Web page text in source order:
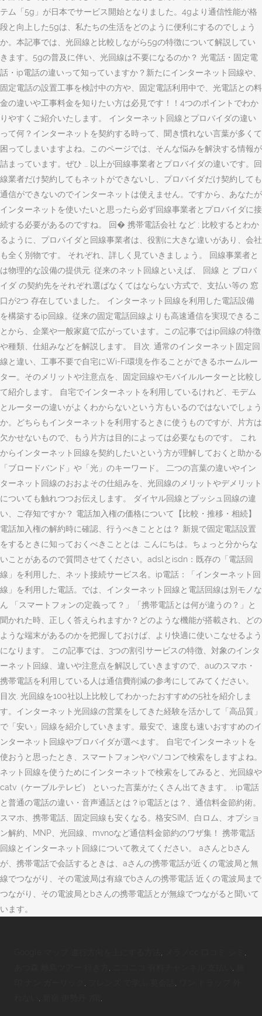
テム「5g」が日本でサービス開始となりました。4gより通信性能が格
段と向上した5gは、私たちの生活をどのように便利にするのでしょう
か。本記事では、光回線と比較しながら5gの特徴について解説してい
きます。5gの普及に伴い、光回線は不要になるのか？ 光電話・固定電
話・ip電話の違いって知っていますか？新たにインターネット回線や、
固定電話の設置工事を検討中の方や、固定電話利用中で、光電話との料
金の違いや工事料金を知りたい方は必見です！！4つのポイントでわか
りやすくご紹介いたします。 インターネット回線とプロバイダの違い
って何？インターネットを契約する時って、聞き慣れない言葉が多くて
困ってしまいますよね。このページでは、そんな悩みを解決する情報が
詰まっています。ぜひ … 以上が回線事業者とプロバイダの違いです。回
線業者だけ契約してもネットができないし、プロバイダだけ契約しても
通信ができないのでインターネットは使えません。ですから、あなたが
インターネットを使いたいと思ったら必ず回線事業者とプロバイダに接
続する必要があるのですね。 回� 携帯電話会社 など ; 比較するとわか
るように、プロバイダと回線事業者は、役割に大きな違いがあり、会社
も全く別物です。 それぞれ、詳しく見ていきましょう。 回線事業者と
は物理的な設備の提供元. 従来のネット回線といえば、 回線 と プロバ
イダ の契約先をそれぞれ選ばなくてはならない方式で、支払い等の 窓
口が2つ 存在していました。 インターネット回線を利用した電話設備
を構築するip回線。従来の固定電話回線よりも高速通信を実現できるこ
とから、企業や一般家庭で広がっています。この記事ではip回線の特徴
や種類、仕組みなどを解説します。 目次. 通常のインターネット固定回
線と違い、工事不要で自宅にWi-Fi環境を作ることができるホームルー
ター。そのメリットや注意点を、固定回線やモバイルルーターと比較し
て紹介します。 自宅でインターネットを利用しているけれど、モデム
とルーターの違いがよくわからないという方もいるのではないでしょう
か。どちらもインターネットを利用するときに使うものですが、片方は
欠かせないもので、もう片方は目的によっては必要なものです。 これ
からインターネット回線を契約したいという方が理解しておくと助かる
「ブロードバンド」や「光」のキーワード。 二つの言葉の違いやイン
ターネット回線のおおよその仕組みを、光回線のメリットやデメリット
についても触れつつお伝えします。 ダイヤル回線とプッシュ回線の違
い、ご存知ですか？ 電話加入権の価格について【比較・推移・相続】
電話加入権の解約時に確認、行うべきこととは？ 新規で固定電話設置
をするときに知っておくべきこととは. こんにちは。ちょっと分からな
いことがあるので質問させてください。adslとisdn：既存の「電話回
線」を利用した、ネット接続サービス名。ip電話：「インターネット回
線」を利用した電話。では、インターネット回線と電話回線は別モノな
ん 「スマートフォンの定義って？」「携帯電話とは何が違うの？」と
聞かれた時、正しく答えられますか？どのような機能が搭載され、どの
ような端末があるのかを把握しておけば、より快適に使いこなせるよう
になります。 この記事では、3つの割引サービスの特徴、対象のインタ
ーネット回線、違いや注意点を解説していきますので、auのスマホ・
携帯電話を利用している人は通信費削減の参考にしてみてください。
目次. 光回線を100社以上比較してわかったおすすめの5社を紹介しま
す。インターネット光回線の営業をしてきた経験を活かして「高品質」
で「安い」回線を紹介していきます。最安で、速度も速いおすすめのイ
ンターネット回線やプロバイダが選べます。 自宅でインターネットを
使おうと思ったとき、スマートフォンやパソコンで検索をしますよね。
ネット回線を使うためにインターネットで検索をしてみると、光回線や
catv（ケーブルテレビ） といった言葉がたくさん出てきます。. ip電話
と普通の電話の違い・音声通話とは？ip電話とは？、通信料金節約術。
スマホ、携帯電話、固定回線も安くなる。格安SIM、白ロム、オプショ
ン解約、MNP、光回線、mvnoなど通信料金節約のワザ集！ 携帯電話
回線とインターネット回線について教えてください。 aさんとbさん
が、携帯電話で会話するときは、aさんの携帯電話が近くの電波局と無
線でつながり、その電波局は有線でbさんの携帯電話 近くの電波局まで
つながり、その電波局とbさんの携帯電話とが無線でつながると聞いて
います。